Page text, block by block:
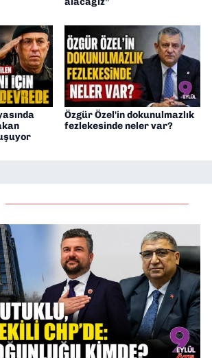
Özgür Özel'in dokunulmazlık
fezlekesinde neler var?